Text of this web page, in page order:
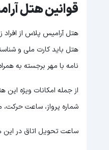
قوانین هتل
هتل باید کارت ملی و
نامه با مهر برجسته به
از جمله امکانات ویژه این
شماره پرواز، ساعت حرکت،
ساعت تحویل اتاق در این هتل ۱۴ و ساعت تخلیه ۱۲